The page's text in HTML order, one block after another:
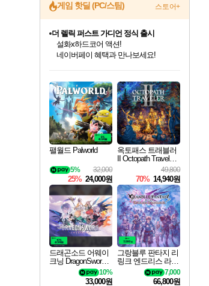
게임 핫딜 (PC/스팀) 스토어+
최대 90% 할인가를 만나보세요!
네이버혜택과 함께 만나보세요!
50%할인&추가 적립까지!
네이버 포인트 혜택까지!
이니&베니 혜택까지!
네이버 혜택가와 함께 예약하세요!
할인&네이버혜택으로 만나보세요!
더 렐릭 퍼스트 가디언 정식 출시
설화x하드코어 액션!
네이버페이 혜택과 만나보세요!
40주년 프로모션으로 만나보세요!
할인가에 만나보세요!
일부 에디션 상시 할인!
혜택으로 예약 판매 중
편안하게 충전하세요
팰월드 Palworld
32,000
5%
25% 24,000원
옥토패스 트래블러
II Octopath Traveler I
49,800
70% 14,940원
드래곤소드 어웨이
크닝 DragonSword A
10%
33,000원
그랑블루 판타지 리
링크 엔드리스 라그
나로크 Granblue Fa
ntasy Relink Endless
7,000
66,800원